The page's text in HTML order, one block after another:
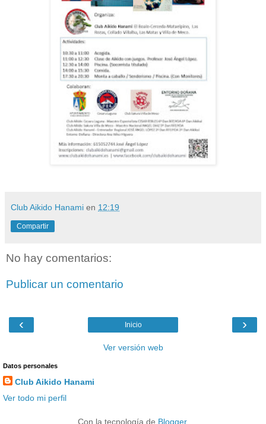
Club Aikido Hanami en 12:19
Compartir
No hay comentarios:
Publicar un comentario
‹ ›
Inicio
Ver versión web
Datos personales
Club Aikido Hanami
Ver todo mi perfil
Con la tecnología de Blogger.